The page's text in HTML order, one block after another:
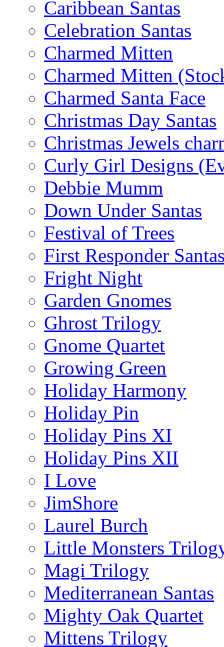
Caribbean Santas
Celebration Santas
Charmed Mitten
Charmed Mitten
Charmed Santa Face
Christmas Day Santas
Christmas Jewels
Curly Girl Designs
Debbie Mumm
Down Under Santas
Festival of Trees
First Responder
Fright Night
Garden Gnomes
Ghrost Trilogy
Gnome Quartet
Growing Green
Holiday Harmony
Holiday Pin
Holiday Pins XI
Holiday Pins XII
I Love
JimShore
Laurel Burch
Little Monsters
Magi Trilogy
Mediterranean Santas
Mighty Oak Quartet
Mittens Trilogy